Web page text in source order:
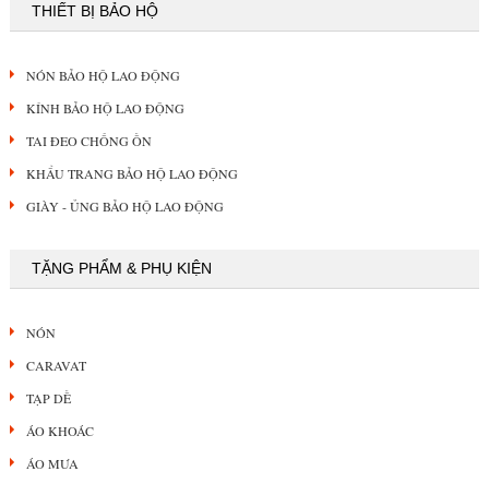
THIẾT BỊ BẢO HỘ
NÓN BẢO HỘ LAO ĐỘNG
KÍNH BẢO HỘ LAO ĐỘNG
TAI ĐEO CHỐNG ỒN
KHẨU TRANG BẢO HỘ LAO ĐỘNG
GIÀY - ỦNG BẢO HỘ LAO ĐỘNG
TẶNG PHẨM & PHỤ KIỆN
NÓN
CARAVAT
TẠP DỀ
ÁO KHOÁC
ÁO MƯA